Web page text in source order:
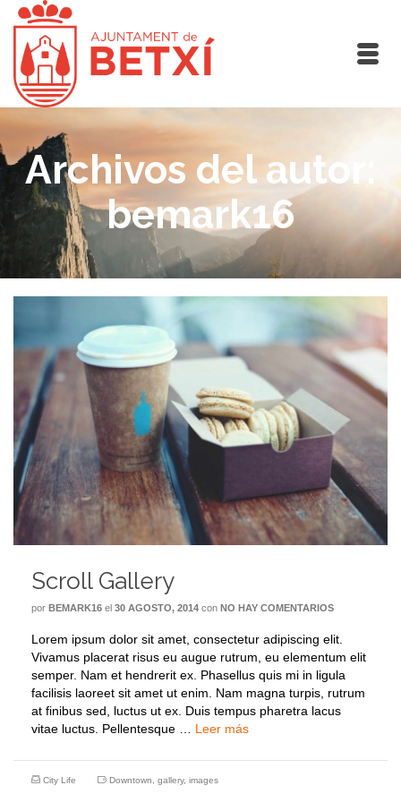
Archivos del autor:
bemark16
Scroll Gallery
por BEMARK16 el 30 AGOSTO, 2014 con NO HAY COMENTARIOS
Lorem ipsum dolor sit amet, consectetur adipiscing elit.
Vivamus placerat risus eu augue rutrum, eu elementum elit
semper. Nam et hendrerit ex. Phasellus quis mi in ligula
facilisis laoreet sit amet ut enim. Nam magna turpis, rutrum
at finibus sed, luctus ut ex. Duis tempus pharetra lacus
vitae luctus. Pellentesque … Leer más
City Life Downtown, gallery, images